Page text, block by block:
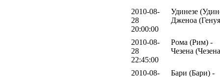
2010-08-
28
20:00:00
Удинезе
Дженоа
2010-08-
28
22:45:00
Рома (Рим) -
Чезена
2010-08-
Бари (Бари) -